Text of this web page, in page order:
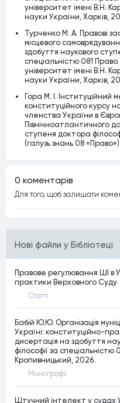
Нові файли у Бібліотеці
Правове регулювання ШІ в
практики Верховного Суду
Статтi
Бабій Ю.Ю. Організація
Україні: конституційно-
дисертація на здобуття
філософії за
Кропивницький, 2026.
Монографiї
Штучний інтелект у судах
університет імені В.Н.
науки України, Харків,
Турченко М. А. Правові
місцевого
здобуття наукового
спеціальністю 081
університет імені В.Н.
науки України, Харків,
Гора М. І. Інституційний
конституційного курсу
членства України в
Північноатлантичного
ступеня доктора
(галузь знань 08
0 коментарiв
Для того, щоб залишати